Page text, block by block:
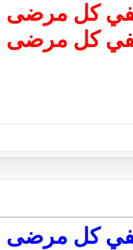
كل مرضى
كل مرضى
كل مرضى